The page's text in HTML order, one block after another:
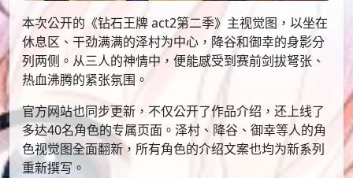
本次公开的《钻石王牌 act2第二季》主视觉图，以坐在
休息区、干劲满满的泽村为中心，降谷和御幸的身影分
列两侧。从三人的神情中，便能感受到赛前剑拔弩张、
热血沸腾的紧张氛围。
官方网站也同步更新，不仅公开了作品介绍，还上线了
多达40名角色的专属页面。泽村、降谷、御幸等人的角
色视觉图全面翻新，所有角色的介绍文案也均为新系列
重新撰写。